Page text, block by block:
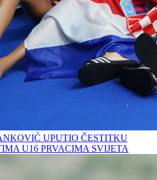
UPUTIO ČESTITKU
U16 PRVACIMA SVIJETA